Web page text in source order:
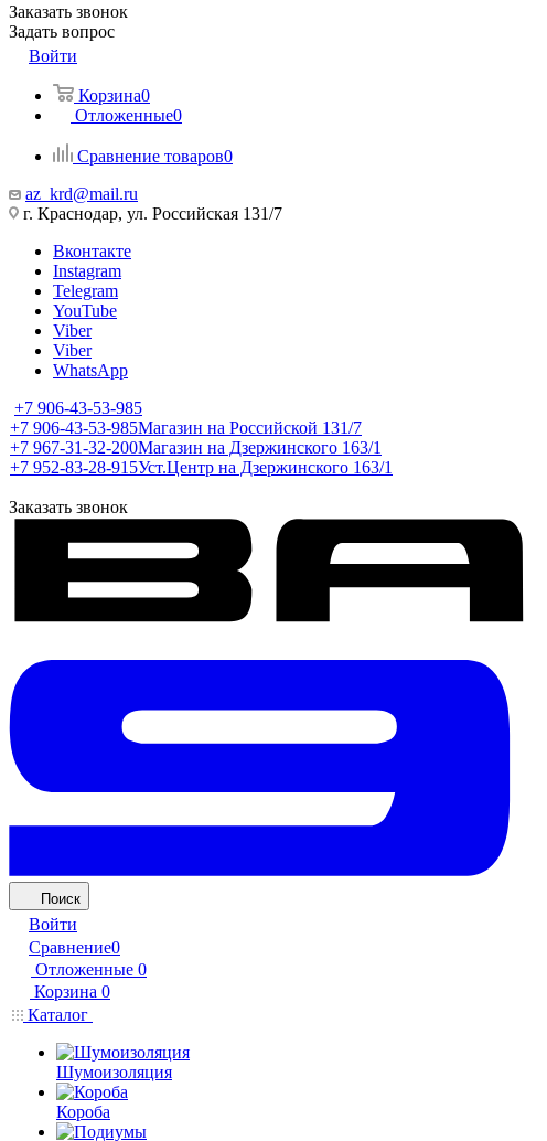
Заказать звонок
Задать вопрос
Войти
Корзина0
Отложенные0
Сравнение товаров0
az_krd@mail.ru
г. Краснодар, ул. Российская 131/7
Вконтакте
Instagram
Telegram
YouTube
Viber
Viber
WhatsApp
+7 906-43-53-985
+7 906-43-53-985Магазин на Российской 131/7
+7 967-31-32-200Магазин на Дзержинского 163/1
+7 952-83-28-915Уст.Центр на Дзержинского 163/1
Заказать звонок
Поиск
Войти
Сравнение0
Отложенные 0
Корзина 0
Каталог
Шумоизоляция
Короба